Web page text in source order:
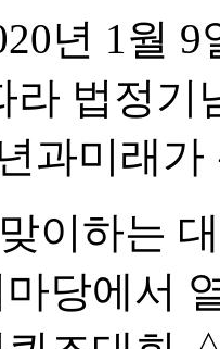
년 1월
라 법정기
과미래
이하는
당에서